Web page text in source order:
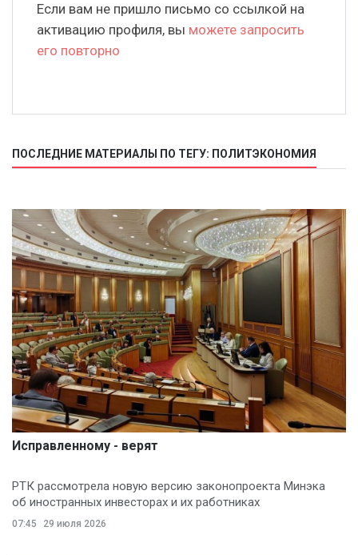
Если вам не пришло письмо со ссылкой на
активацию профиля, вы можете запросить
его повторно
ПОСЛЕДНИЕ МАТЕРИАЛЫ ПО ТЕГУ: ПОЛИТЭКОНОМИЯ
Исправленному - верят
РТК рассмотрела новую версию законопроекта Минэка
об иностранных инвесторах и их работниках
07:45 29 июля 2026